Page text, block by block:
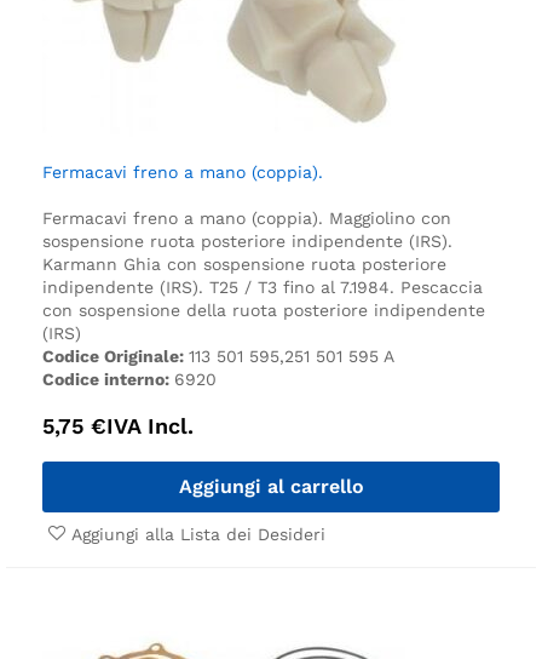
Fermacavi freno a mano (coppia).
Fermacavi freno a mano (coppia). Maggiolino con
sospensione ruota posteriore indipendente (IRS).
Karmann Ghia con sospensione ruota posteriore
indipendente (IRS). T25 / T3 fino al 7.1984. Pescaccia
con sospensione della ruota posteriore indipendente
(IRS)
Codice Originale: 113 501 595,251 501 595 A
Codice interno: 6920
5,75 €IVA Incl.
Aggiungi al carrello
Aggiungi alla Lista dei Desideri